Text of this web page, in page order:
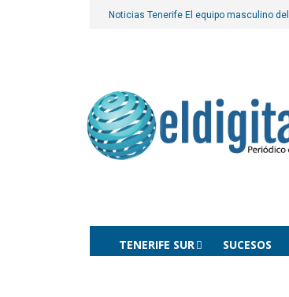
Noticias Tenerife El equipo masculino
TENERIFE SUR SUCESOS